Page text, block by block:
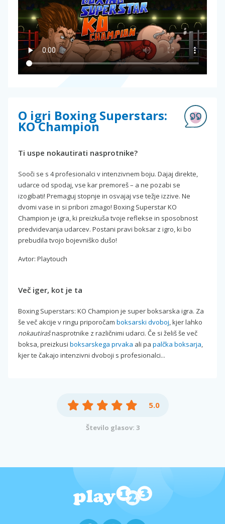
O igri Boxing Superstars:
KO Champion
Ti uspe nokautirati nasprotnike?
Sooči se s 4 profesionalci v intenzivnem boju. Dajaj direkte,
udarce od spodaj, vse kar premoreš – a ne pozabi se
izogibati! Premaguj stopnje in osvajaj vse težje izzive. Ne
dvomi vase in si pribori zmago! Boxing Superstar KO
Champion je igra, ki preizkuša tvoje reflekse in sposobnost
predvidevanja udarcev. Postani pravi boksar z igro, ki bo
prebudila tvojo bojevniško dušo!
Avtor: Playtouch
Več iger, kot je ta
Boxing Superstars: KO Champion je super boksarska igra. Za
še več akcije v ringu priporočam boksarski dvoboj, kjer lahko
nokautirašnasprotnike z različnimi udarci. Če si želiš še več
boksa, preizkusi boksarskega prvaka ali pa palčka boksarja,
kjer te čakajo intenzivni dvoboji s profesionalci...
5.0
Število glasov: 3